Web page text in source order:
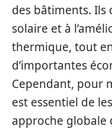
des bâtiments.
solaire et à
thermique, tout
d’importantes
Cependant, pour
est essentiel de
approche globale